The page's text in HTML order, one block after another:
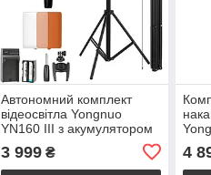
Автономний комплект
відеосвітла Yongnuo
YN160 III з акумулятором
3 999₴ 4